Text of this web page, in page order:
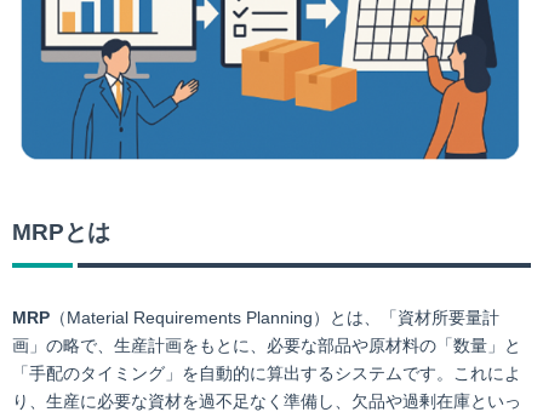
MRPとは
MRP （Material Requirements Planning）とは、「資材所要量計
画」の略で、生産計画をもとに、必要な部品や原材料の「数量」と
「手配のタイミング」を自動的に算出するシステムです。これによ
り、生産に必要な資材を過不足なく準備し、欠品や過剰在庫といっ